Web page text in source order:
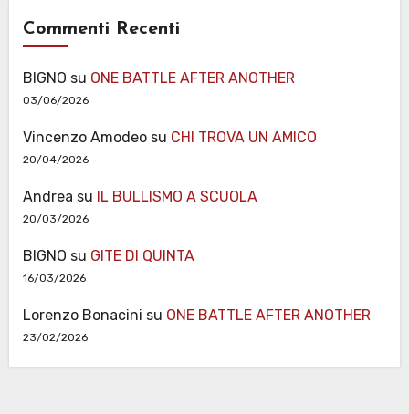
Commenti Recenti
BIGNO su ONE BATTLE AFTER ANOTHER
03/06/2026
Vincenzo Amodeosu CHI TROVA UN AMICO
20/04/2026
Andrea su IL BULLISMO A SCUOLA
20/03/2026
BIGNO su GITE DI QUINTA
16/03/2026
Lorenzo Bonacini su ONE BATTLE AFTER ANOTHER
23/02/2026